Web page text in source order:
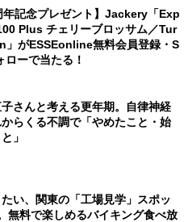
年記念プレゼント】Jackery「Exp
Plus チェリーブロッサム／Tur
」がESSEonline無料会員登録・S
ローで当たる！
さんと考える更年期。自律神経
らくる不調で「やめたこと・始
」
い、関東の「工場見学」スポッ
無料で楽しめるバイキング食べ放